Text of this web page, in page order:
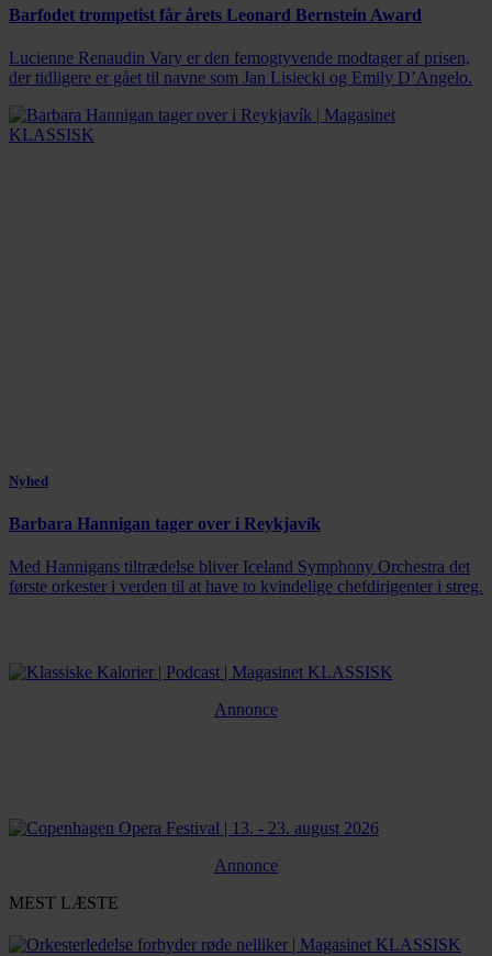
Barfodet trompetist får årets Leonard Bernstein Award
Lucienne Renaudin Vary er den femogtyvende modtager af prisen,
der tidligere er gået til navne som Jan Lisiecki og Emily D’Angelo.
Nyhed
Barbara Hannigan tager over i Reykjavík
Med Hannigans tiltrædelse bliver Iceland Symphony Orchestra det
første orkester i verden til at have to kvindelige chefdirigenter i streg.
Annonce
Annonce
MEST LÆSTE